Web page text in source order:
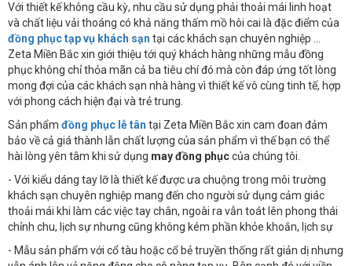
Với thiết kế không cầu kỳ, nhu cầu sử dụng phải thoải mái linh hoạt
và chất liệu vải thoáng có khả năng thấm mồ hôi cai là đặc điểm của
đồng phục tạp vụ khách sạn tại các khách sạn chuyên nghiệp ...
Zeta Miền Bắc xin giới thiệu tới quý khách hàng những mẫu đồng
phục không chỉ thỏa mãn cả ba tiêu chí đó mà còn đáp ứng tốt lòng
mong đợi của các khách sạn nhà hàng vì thiết kế vô cùng tinh tế, hợp
với phong cách hiện đại và trẻ trung.
Sản phẩm đồng phục lễ tân tại Zeta Miền Bắc xin cam đoan đảm
bảo về cả giá thành lẫn chất lượng của sản phẩm vì thế bạn có thể
hài lòng yên tâm khi sử dụng may đồng phụccủa chúng tôi.
- Với kiểu dáng tay lỡ là thiết kế được ưa chuộng trong môi trường
khách sạn chuyên nghiệp mang đến cho người sử dụng cảm giác
thoải mái khi làm các việc tay chân, ngoài ra vẫn toát lên phong thái
chỉnh chu, lịch sự nhưng cũng không kém phần khỏe khoắn, lịch sự
- Mẫu sản phẩm với cổ tàu hoặc cổ bẻ truyền thống rất giản dị nhưng